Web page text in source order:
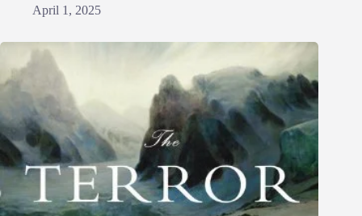
April 1, 2025